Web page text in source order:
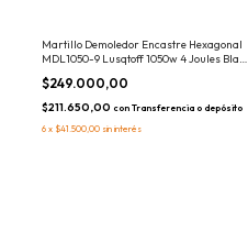
Martillo Demoledor Encastre Hexagonal
MDL1050-9 Lusqtoff 1050w 4 Joules Black
Series Profesional
$249.000,00
$211.650,00 con Transferencia o depósito
6 x $41.500,00 sin interés